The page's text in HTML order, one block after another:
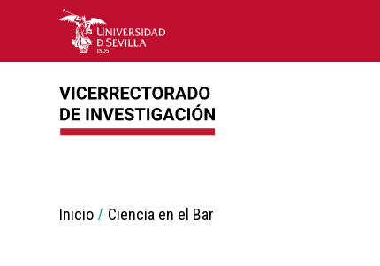
Breadcrumbs
You
Inicio Ciencia en el Bar